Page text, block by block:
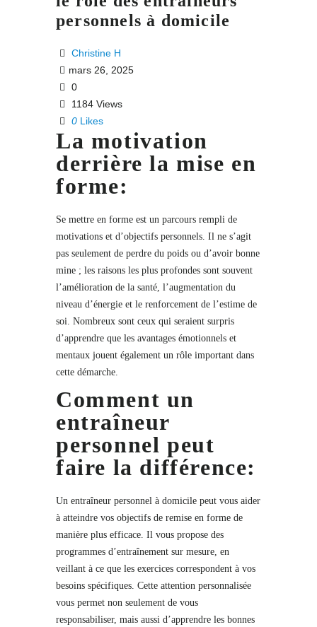
personnels à domicile
Christine H
mars 26, 2025
0
1184 Views
0 Likes
La motivation
derrière la mise en
forme:
Se mettre en forme est un parcours rempli de
motivations et d’objectifs personnels. Il ne s’agit
pas seulement de perdre du poids ou d’avoir bonne
mine ; les raisons les plus profondes sont souvent
l’amélioration de la santé, l’augmentation du
niveau d’énergie et le renforcement de l’estime de
soi. Nombreux sont ceux qui seraient surpris
d’apprendre que les avantages émotionnels et
mentaux jouent également un rôle important dans
cette démarche.
Comment un
entraîneur
personnel peut
faire la différence:
Un entraîneur personnel à domicile peut vous aider
à atteindre vos objectifs de remise en forme de
manière plus efficace. Il vous propose des
programmes d’entraînement sur mesure, en
veillant à ce que les exercices correspondent à vos
besoins spécifiques. Cette attention personnalisée
vous permet non seulement de vous
responsabiliser, mais aussi d’apprendre les bonnes